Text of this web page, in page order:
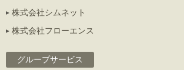
株式会社シムネット
株式会社フローエンス
グループサービス